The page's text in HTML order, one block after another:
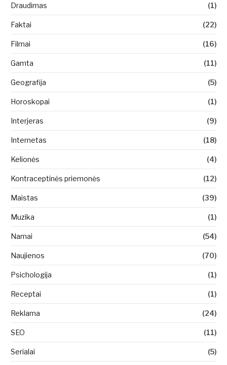
Draudimas (1)
Faktai (22)
Filmai (16)
Gamta (11)
Geografija (5)
Horoskopai (1)
Interjeras (9)
Internetas (18)
Kelionės (4)
Kontraceptinės priemonės (12)
Maistas (39)
Muzika (1)
Namai (54)
Naujienos (70)
Psichologija (1)
Receptai (1)
Reklama (24)
SEO (11)
Serialai (5)